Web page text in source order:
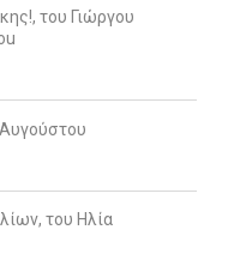
του Γιώργου
του Ηλία